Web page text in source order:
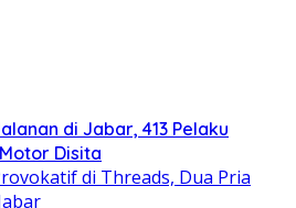
di Jabar, 413 Pelaku
Disita